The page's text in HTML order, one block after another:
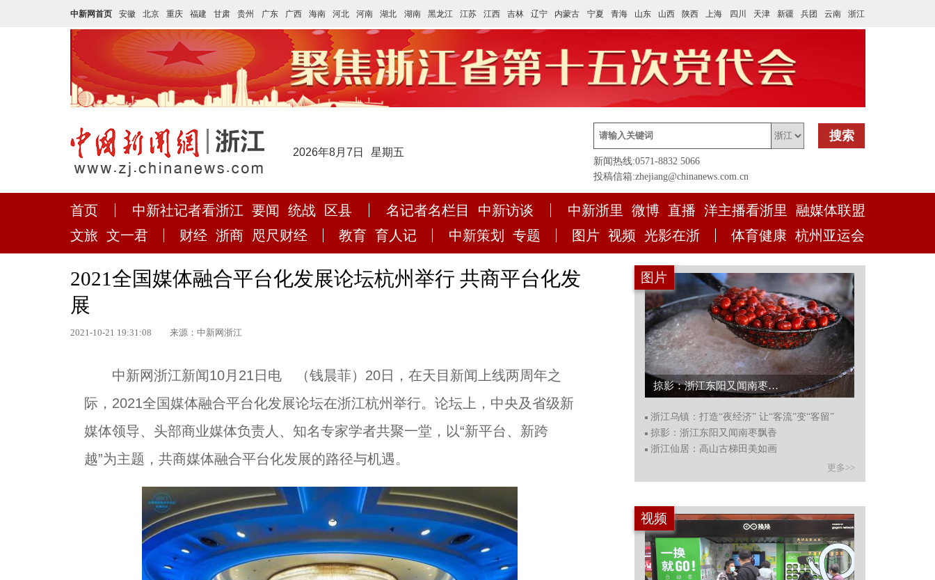
中新网首页 安徽 北京 重庆 福建 甘肃 贵州 广东 广西 海南 河北 河南 湖北 湖南 黑龙江 江苏 江西 吉林 辽宁 内蒙古 宁夏 青海 山东 山西 陕西 上海 四川 天津 新疆 兵团 云南 浙江
2026年8月7日 星期五
搜索
新闻热线:0571-8832 5066
投稿信箱:zhejiang@chinanews.com.cn
首页 中新社记者看浙江 要闻 统战 区县 名记者名栏目 中新访谈 中新浙里 微博 直播 洋主播看浙里
融媒体联盟
文旅 文一君 财经 浙商 咫尺财经 教育 育人记 中新策划 专题 图片 视频 光影在浙 体育健康 杭州亚运会
2021全国媒体融合平台化发展论坛杭州举行 共商平台化发
展
2021-10-21 19:31:08 来源：中新网浙江
中新网浙江新闻10月21日电 （钱晨菲）20日，在天目新闻上线两周年之
际，2021全国媒体融合平台化发展论坛在浙江杭州举行。论坛上，中央及省级新
媒体领导、头部商业媒体负责人、知名专家学者共聚一堂，以“新平台、新跨
越”为主题，共商媒体融合平台化发展的路径与机遇。
图片
掠影：浙江东阳又闻南枣飘香...
浙江乌镇：打造“夜经济” 让“客流”变“客留”
掠影：浙江东阳又闻南枣飘香
浙江仙居：高山古梯田美如画
更多>>
视频